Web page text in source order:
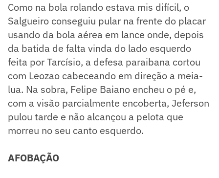
Como na bola rolando estava mis difícil, o
Salgueiro conseguiu pular na frente do placar
usando da bola aérea em lance onde, depois
da batida de falta vinda do lado esquerdo
feita por Tarcísio, a defesa paraibana cortou
com Leozao cabeceando em direção a meia-
lua. Na sobra, Felipe Baiano encheu o pé e,
com a visão parcialmente encoberta, Jeferson
pulou tarde e não alcançou a pelota que
morreu no seu canto esquerdo.
AFOBAÇÃO